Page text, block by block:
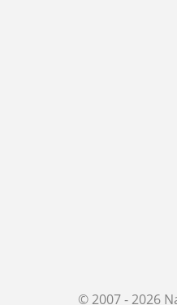
© 2007 - 2026